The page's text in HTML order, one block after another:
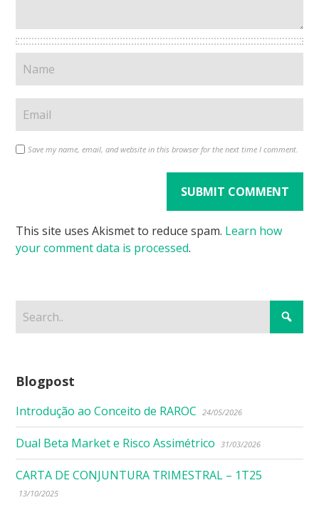
Save my name, email, and website in this browser for the next time I comment.
This site uses Akismet to reduce spam. Learn how
your comment data is processed.
Blogpost
Introdução ao Conceito de RAROC 24/05/2026
Dual Beta Market e Risco Assimétrico 31/03/2026
CARTA DE CONJUNTURA TRIMESTRAL – 1T25
13/10/2025